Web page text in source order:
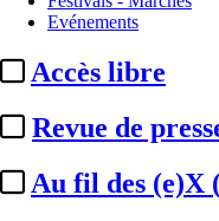
Evénements
Accès libre
Revue de
Au fil des (e)X
Cet article est
98% reste à lire
formules d'abonnement.